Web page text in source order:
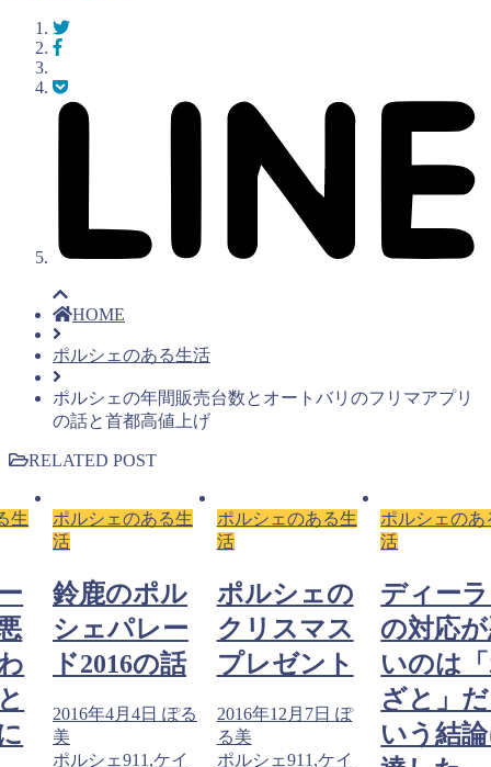
HOME
ポルシェのある生活
ポルシェの年間販売台数とオートバリのフリマアプリ
の話と首都高値上げ
RELATED POST
生
ポルシェのある生
活
鈴鹿のポル
シェパレー
ド2016の話
2016年4月4日 ぽる
美
ポルシェ911,ケイ
ポルシェのある生
活
ポルシェの
クリスマス
プレゼント
2016年12月7日 ぽ
る美
ポルシェ911,ケイ
ポルシェのあ
活
ディー
の対応
いのは
ざと」
いう結